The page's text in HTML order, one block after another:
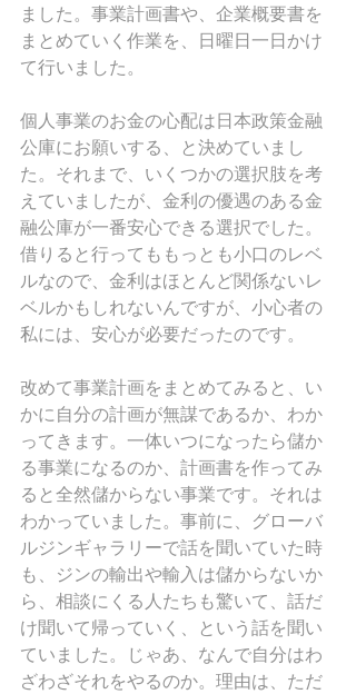
ました。事業計画書や、企業概要書を
まとめていく作業を、日曜日一日かけ
て行いました。
個人事業のお金の心配は日本政策金融
公庫にお願いする、と決めていまし
た。それまで、いくつかの選択肢を考
えていましたが、金利の優遇のある金
融公庫が一番安心できる選択でした。
借りると行ってももっとも小口のレベ
ルなので、金利はほとんど関係ないレ
ベルかもしれないんですが、小心者の
私には、安心が必要だったのです。
改めて事業計画をまとめてみると、い
かに自分の計画が無謀であるか、わか
ってきます。一体いつになったら儲か
る事業になるのか、計画書を作ってみ
ると全然儲からない事業です。それは
わかっていました。事前に、グローバ
ルジンギャラリーで話を聞いていた時
も、ジンの輸出や輸入は儲からないか
ら、相談にくる人たちも驚いて、話だ
け聞いて帰っていく、という話を聞い
ていました。じゃあ、なんで自分はわ
ざわざそれをやるのか。理由は、ただ